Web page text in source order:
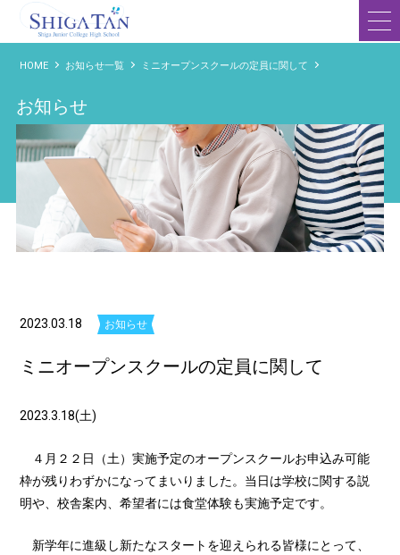
滋賀短期大学附属高等学校
HOME
お知らせ一覧 ミニオープンスクールの定員に関して
お知らせ
2023.03.18 お知らせ
ミニオープンスクールの定員に関して
2023.3.18(土)
４月２２日（土）実施予定のオープンスクールお申込み可能
枠が残りわずかになってまいりました。当日は学校に関する説
明や、校舎案内、希望者には食堂体験も実施予定です。
新学年に進級し新たなスタートを迎えられる皆様にとって、